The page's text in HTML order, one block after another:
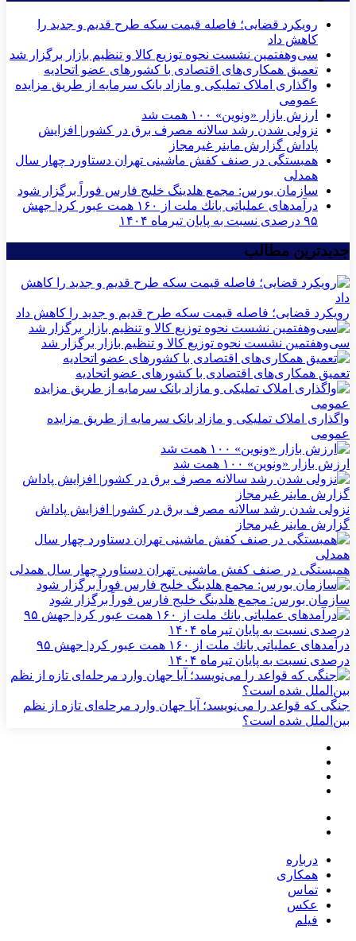
رویکرد قضایی؛ فاصله قیمت سکه طرح قدیم و جدید را
کاهش داد
سی‌و‌هفتمین نشست نحوه توزیع کالا و تنظیم بازار برگزار شد
تعمیق همکاری‌های اقتصادی با کشورهای عضو اتحادیه
واگذاری املاک تملیکی و مازاد بانک سرمایه از طریق مزایده
عمومی
ارزش بازار «ونوین» ۱۰۰ همت شد
نزولی شدن رشد سالانه مصرف برق در کشور| افزایش
پاداش گزارش ماینر غیرمجاز
همبستگی در صنف کفش ماشینی تهران دستاورد چهار سال
همدلی
سازمان بورس: مجمع هلدینگ خلیج فارس فوراً برگزار شود
درآمدهای عملیاتی بانك ملت از ۱۶۰ همت عبور كرد| جهش
۹۵ درصدی نسبت به پایان تیرماه ۱۴۰۴
جدیدترین مطالب
رویکرد قضایی؛ فاصله قیمت سکه طرح قدیم و جدید را کاهش داد
سی‌و‌هفتمین نشست نحوه توزیع کالا و تنظیم بازار برگزار شد
تعمیق همکاری‌های اقتصادی با کشورهای عضو اتحادیه
واگذاری املاک تملیکی و مازاد بانک سرمایه از طریق مزایده
عمومی
ارزش بازار «ونوین» ۱۰۰ همت شد
نزولی شدن رشد سالانه مصرف برق در کشور| افزایش پاداش
گزارش ماینر غیرمجاز
همبستگی در صنف کفش ماشینی تهران دستاورد چهار سال همدلی
سازمان بورس: مجمع هلدینگ خلیج فارس فوراً برگزار شود
درآمدهای عملیاتی بانك ملت از ۱۶۰ همت عبور كرد| جهش ۹۵
درصدی نسبت به پایان تیرماه ۱۴۰۴
جنگی که قواعد را می‌نویسد؛ آیا جهان وارد مرحله‌ای تازه از نظم
بین‌الملل شده است؟
درباره
همکاری
تماس
عکس
فیلم